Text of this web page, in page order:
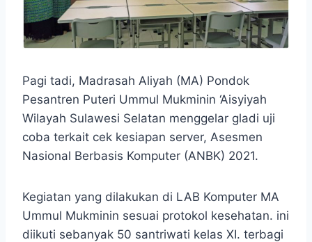
Pagi tadi, Madrasah Aliyah (MA) Pondok
Pesantren Puteri Ummul Mukminin ‘Aisyiyah
Wilayah Sulawesi Selatan menggelar gladi uji
coba terkait cek kesiapan server, Asesmen
Nasional Berbasis Komputer (ANBK) 2021.
Kegiatan yang dilakukan di LAB Komputer MA
Ummul Mukminin sesuai protokol kesehatan. ini
diikuti sebanyak 50 santriwati kelas XI. terbagi